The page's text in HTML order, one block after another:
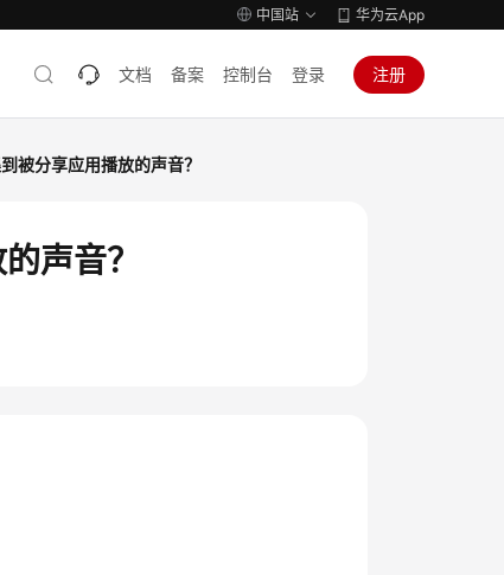
中国站 华为云App
文档 备案 控制台 登录 注册
被分享应用播放的声音？
声音？